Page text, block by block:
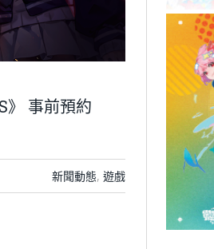
》 事前預約
新聞動態, 遊戲